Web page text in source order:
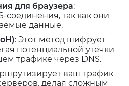
для браузера:
соединения, так как они
данные.
: Этот метод шифрует
потенциальной утечки
трафике через DNS.
ваш трафик
делая сложным